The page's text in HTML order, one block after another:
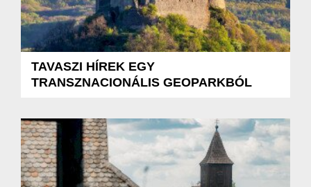
TAVASZI HÍREK EGY
TRANSZNACIONÁLIS GEOPARKBÓL